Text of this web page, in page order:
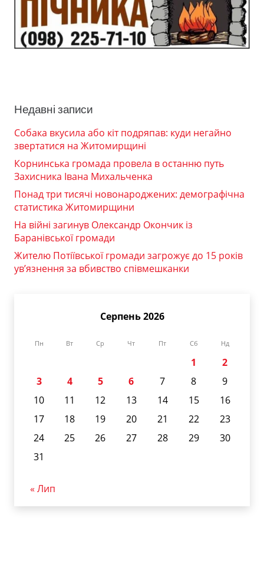
Недавні записи
Собака вкусила або кіт подряпав: куди негайно
звертатися на Житомирщині
Корнинська громада провела в останню путь
Захисника Івана Михальченка
Понад три тисячі новонароджених: демографічна
статистика Житомирщини
На війні загинув Олександр Окончик із
Баранівської громади
Жителю Потіївської громади загрожує до 15 років
ув’язнення за вбивство співмешканки
Серпень 2026
Пн Вт Ср Чт Пт Сб Нд
1
2
3
4 5 6 7 8
9
10
11 12 13 14 15
16
17
18 19 20 21 22
23
24
25 26 27 28 29
30
31
« Лип